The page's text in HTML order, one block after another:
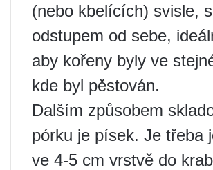
(nebo kbelících) svisle, s
odstupem od sebe,
aby kořeny byly ve
kde byl pěstován.
Dalším způsobem
pórku je písek. Je třeba
ve 4-5 cm vrstvě do